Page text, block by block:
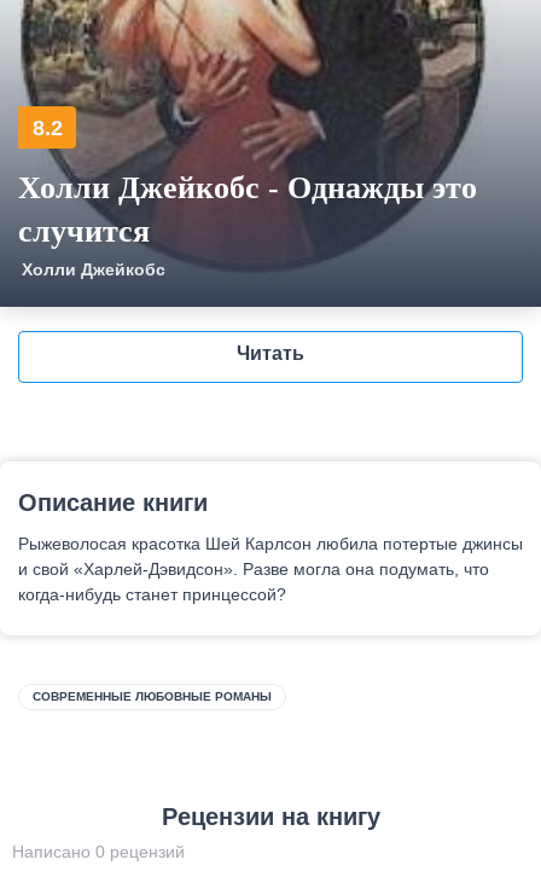
8.2
Холли Джейкобс - Однажды это
случится
Холли Джейкобс
Читать
Описание книги
Рыжеволосая красотка Шей Карлсон любила потертые джинсы
и свой «Харлей-Дэвидсон». Разве могла она подумать, что
когда-нибудь станет принцессой?
СОВРЕМЕННЫЕ ЛЮБОВНЫЕ РОМАНЫ
Рецензии на книгу
Написано 0 рецензий